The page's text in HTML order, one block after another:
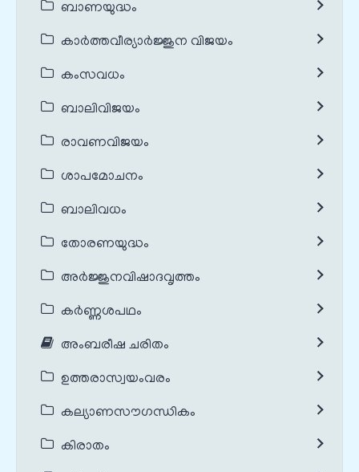
ബാണയുദ്ധം
കാർത്തവീര്യാർജ്ജുന വിജയം
കംസവധം
ബാലിവിജയം
രാവണവിജയം
ശാപമോചനം
ബാലിവധം
തോരണയുദ്ധം
അർജ്ജുനവിഷാദവൃത്തം
കർണ്ണശപഥം
അംബരീഷ ചരിതം
ഉത്തരാസ്വയംവരം
കല്യാണസൗഗന്ധികം
കിരാതം